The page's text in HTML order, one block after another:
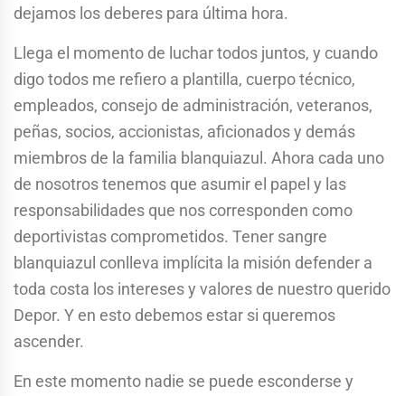
dejamos los deberes para última hora.
Llega el momento de luchar todos juntos, y cuando
digo todos me refiero a plantilla, cuerpo técnico,
empleados, consejo de administración, veteranos,
peñas, socios, accionistas, aficionados y demás
miembros de la familia blanquiazul. Ahora cada uno
de nosotros tenemos que asumir el papel y las
responsabilidades que nos corresponden como
deportivistas comprometidos. Tener sangre
blanquiazul conlleva implícita la misión defender a
toda costa los intereses y valores de nuestro querido
Depor. Y en esto debemos estar si queremos
ascender.
En este momento nadie se puede esconderse y